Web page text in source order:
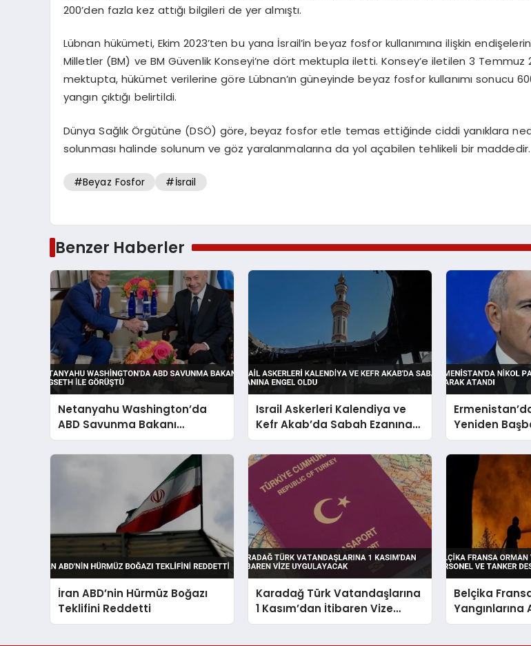
200’den fazla kez attığı bilgileri de yer almıştı.
Lübnan hükümeti, Ekim 2023’ten bu yana İsrail’in beyaz fosfor kullanımına ilişkin
Milletler (BM) ve BM Güvenlik Konseyi’ne dört mektupla iletti. Konsey’e iletilen 3 Temmuz
mektupta, hükümet verilerine göre Lübnan’ın güneyinde beyaz fosfor kullanımı sonucu
yangın çıktığı belirtildi.
Dünya Sağlık Örgütüne (DSÖ) göre, beyaz fosfor etle temas ettiğinde ciddi yanıklara
solunması halinde solunum ve göz yaralanmalarına da yol açabilen tehlikeli bir maddedir.
#Beyaz Fosfor #İsrail
Benzer Haberler
Netanyahu Washington’da
ABD Savunma Bakanı
Hegseth ile Görüştü
Israil Askerleri Kalendiya ve
Kefr Akab’da Sabah Ezanına
Engel Oldu
Yeniden
Atandı
İran ABD’nin Hürmüz Boğazı
Teklifini Reddetti
Karadağ Türk Vatandaşlarına
1 Kasım’dan İtibaren Vize
Uygulayacak
Belçika
Yangınlarına
ve Tanker